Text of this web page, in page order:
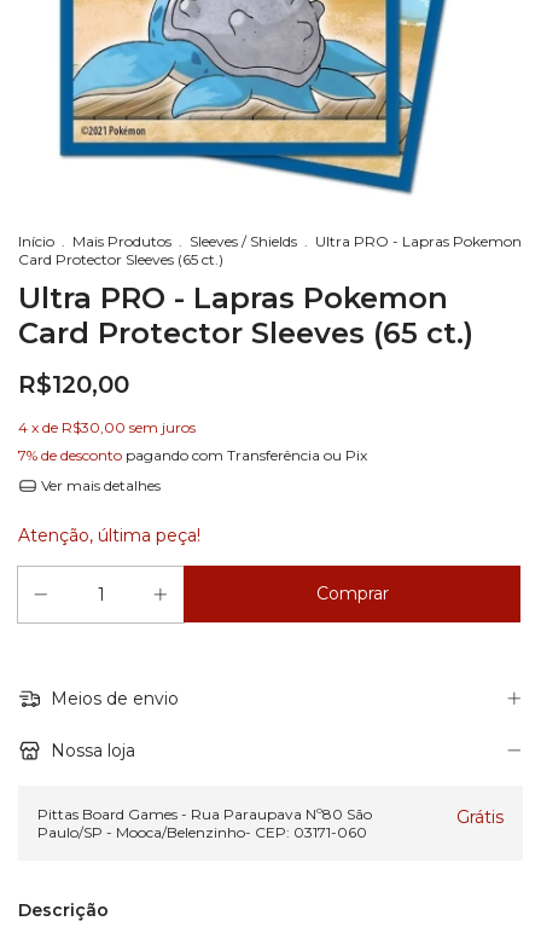
Início . Mais Produtos . Sleeves / Shields . Ultra PRO - Lapras Pokemon
Card Protector Sleeves (65 ct.)
Ultra PRO - Lapras Pokemon
Card Protector Sleeves (65 ct.)
R$120,00
4 x de R$30,00 sem juros
7% de desconto pagando com Transferência ou Pix
Ver mais detalhes
Atenção, última peça!
Meios de envio
Nossa loja
Pittas Board Games - Rua Paraupava Nº80 São
Paulo/SP - Mooca/Belenzinho- CEP: 03171-060
Grátis
Descrição